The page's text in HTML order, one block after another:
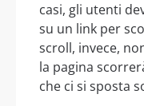
casi, gli utenti
su un link per
scroll, invece,
la pagina
che ci si sposta